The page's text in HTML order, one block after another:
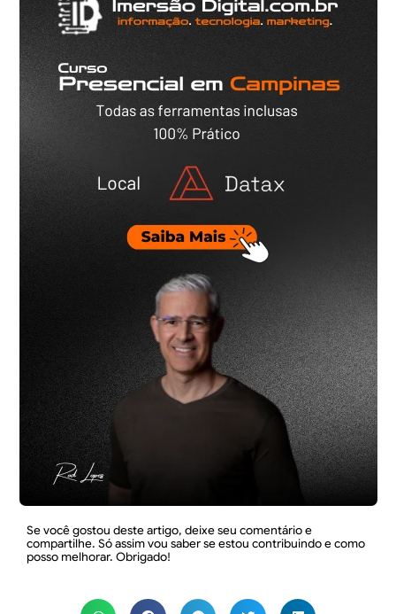
Se você gostou deste artigo, deixe seu comentário e
compartilhe. Só assim vou saber se estou contribuindo e como
posso melhorar. Obrigado!